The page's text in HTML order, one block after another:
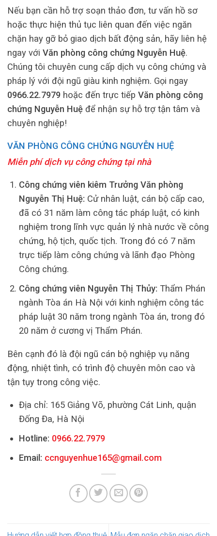
Nếu bạn cần hỗ trợ soạn thảo đơn, tư vấn hồ sơ
hoặc thực hiện thủ tục liên quan đến việc ngăn
chặn hay gỡ bỏ giao dịch bất động sản, hãy liên hệ
ngay với Văn phòng công chứng Nguyễn Huệ.
Chúng tôi chuyên cung cấp dịch vụ công chứng và
pháp lý với đội ngũ giàu kinh nghiệm. Gọi ngay
0966.22.7979 hoặc đến trực tiếp Văn phòng công
chứng Nguyễn Huệ để nhận sự hỗ trợ tận tâm và
chuyên nghiệp!
VĂN PHÒNG CÔNG CHỨNG NGUYỄN HUỆ
Miễn phí dịch vụ công chứng tại nhà
Công chứng viên kiêm Trưởng Văn phòng
Nguyễn Thị Huệ: Cử nhân luật, cán bộ cấp cao,
đã có 31 năm làm công tác pháp luật, có kinh
nghiệm trong lĩnh vực quản lý nhà nước về công
chứng, hộ tịch, quốc tịch. Trong đó có 7 năm
trực tiếp làm công chứng và lãnh đạo Phòng
Công chứng.
Công chứng viên Nguyễn Thị Thủy: Thẩm Phán
ngành Tòa án Hà Nội với kinh nghiệm công tác
pháp luật 30 năm trong ngành Tòa án, trong đó
20 năm ở cương vị Thẩm Phán.
Bên cạnh đó là đội ngũ cán bộ nghiệp vụ năng
động, nhiệt tình, có trình độ chuyên môn cao và
tận tụy trong công việc.
Địa chỉ: 165 Giảng Võ, phường Cát Linh, quận
Đống Đa, Hà Nội
Hotline: 0966.22.7979
Email: ccnguyenhue165@gmail.com